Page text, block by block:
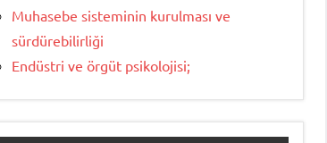
Muhasebe sisteminin kurulması ve
sürdürebilirliği
Endüstri ve örgüt psikolojisi;